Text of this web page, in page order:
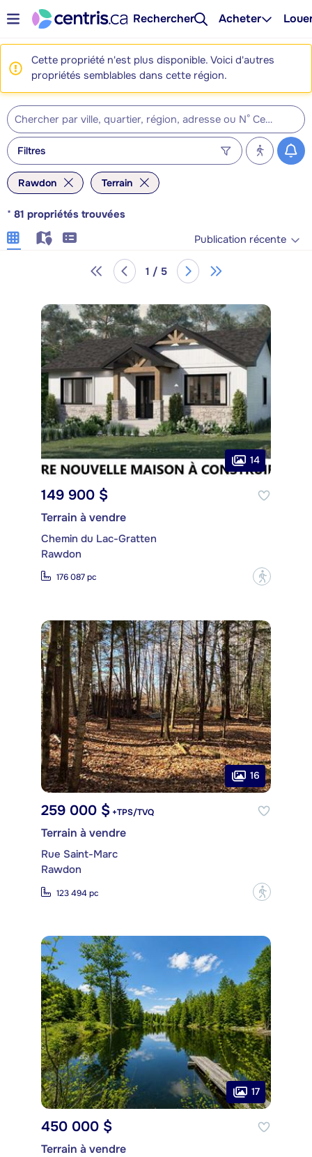
Rechercher Acheter
Cette propriété n'est plus disponible. Voici d'autres
propriétés semblables dans cette région.
Filtres
Rawdon Terrain
* 81 propriétés trouvées
Publication récente
1 / 5
14
149 900 $
Terrain à vendre
Chemin du Lac-Gratten
Rawdon
176 087 pc ?
16
259 000 $ +TPS/TVQ
Terrain à vendre
Rue Saint-Marc
Rawdon
123 494 pc ?
17
450 000 $
Terrain à vendre